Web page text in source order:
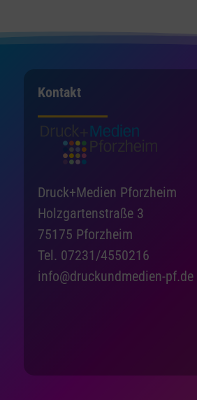
Kontakt
Druck+Medien Pforzheim
Holzgartenstraße 3
75175 Pforzheim
Tel. 07231/4550216
info@druckundmedien-pf.de